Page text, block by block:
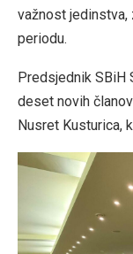
važnost jedinstva,
periodu.
Predsjednik SBiH
deset novih
Nusret Kusturica,